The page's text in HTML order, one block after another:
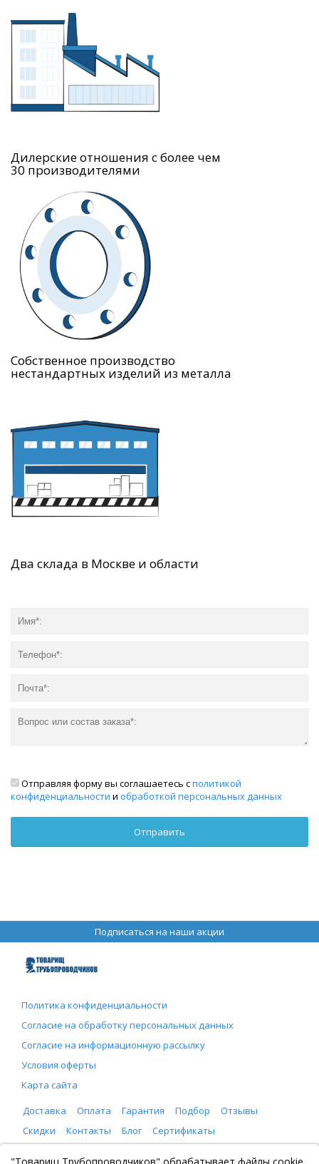
Дилерские отношения с более чем
30 производителями
Собственное производство
нестандартных изделий из металла
Два склада в Москве и области
Отправляя форму вы соглашаетесь сполитикой
конфиденциальности и обработкой персональных данных
Подписаться на наши акции
Политика конфиденциальности
Согласие на обработку персональных данных
Согласие на информационную рассылку
Условия оферты
Карта сайта
Доставка
Оплата Гарантия Подбор
Отзывы
Скидки
Контакты Блог Сертификаты
ООО "Товарищ Трубопроводчиков"